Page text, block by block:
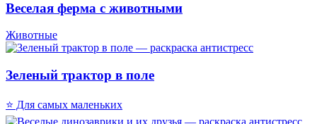
Веселая ферма с животными
Животные
Зеленый трактор в поле
⭐ Для самых маленьких